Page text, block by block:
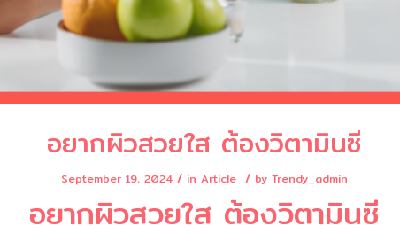
อยากผิวสวยใส ต้องวิตามินซี
September 19, 2024 / in Article / by Trendy_admin
อยากผิวสวยใส ต้องวิตามินซี